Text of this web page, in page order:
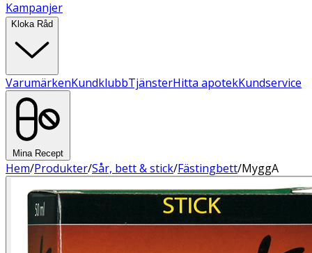
Kampanjer
Kloka Råd
VarumärkenKundklubbTjänsterHitta apotekKundservice
Mina Recept
Hem/Produkter/Sår, bett & stick/Fästingbett/MyggA